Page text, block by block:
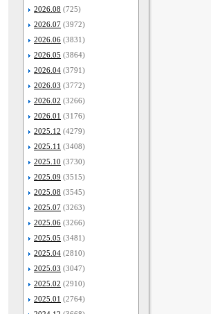
2026.08 (725)
2026.07 (3972)
2026.06 (3831)
2026.05 (3864)
2026.04 (3791)
2026.03 (3772)
2026.02 (3266)
2026.01 (3176)
2025.12 (4279)
2025.11 (3408)
2025.10 (3730)
2025.09 (3515)
2025.08 (3545)
2025.07 (3263)
2025.06 (3266)
2025.05 (3481)
2025.04 (2810)
2025.03 (3047)
2025.02 (2910)
2025.01 (2764)